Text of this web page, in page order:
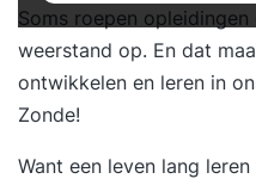
Soms roepen
weerstand op. En dat
ontwikkelen en leren in
Zonde!
Want een leven lang